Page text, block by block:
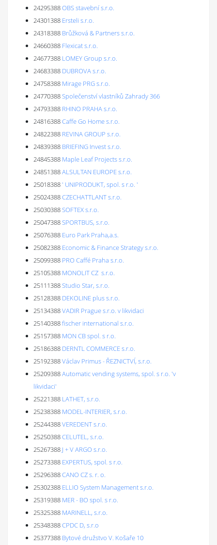
24295388OBS stavební s.r.o.
24301388 Ersteli s.r.o.
24318388 Brůžková & Partners s.r.o.
24660388 Flexicat s.r.o.
24677388 LOMEY Group s.r.o.
24683388 DUBROVA s.r.o.
24758388 Mirage PRG s.r.o.
24770388Společenství vlastníků Zahrady 366
24793388 RHINO PRAHA s.r.o.
24816388Caffe Go Home s.r.o.
24822388 REVINA GROUP s.r.o.
24839388 BRIEFING Invest s.r.o.
24845388 Maple Leaf Projects s.r.o.
24851388ALSULTAN EUROPE s.r.o.
25018388' UNIPRODUKT, spol. s r.o. '
25024388CZECHATTLANT s.r.o.
25030388SOFTEX s.r.o.
25047388SPORTBUS, s.r.o.
25076388 Euro Park Praha,a.s.
25082388 Economic & Finance Strategy s.r.o.
25099388 PRO Caffé Praha s.r.o.
25105388 MONOLIT CZ s.r.o.
25111388Studio Star, s.r.o.
25128388 DEKOLINE plus s.r.o.
25134388VADIR Prague s.r.o. v likvidaci
25140388fischer international s.r.o.
25157388 MON CB spol. s r.o.
25186388 DERNTL COMMERCE s.r.o.
25192388Václav Primus - ŘEZNICTVÍ, s.r.o.
25209388Automatic vending systems, spol. s r.o. 'v
likvidaci'
25221388 LATHET, s.r.o.
25238388 MODEL-INTERIER, s.r.o.
25244388VEREDENT s.r.o.
25250388CELUTEL, s.r.o.
25267388 J + V ARGO s.r.o.
25273388 EXPERTUS, spol. s r.o.
25296388CANO CZ s. r. o.
25302388 ELLIO System Management s.r.o.
25319388 MER - BO spol. s r.o.
25325388 MARINELL, s.r.o.
25348388CPDC D, s.r.o
25377388 Bytové družstvo V. Košaře 10